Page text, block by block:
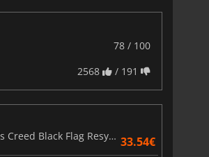
78 / 100
2568 / 191
Assassin's Creed Black Flag Resynced 33.54€